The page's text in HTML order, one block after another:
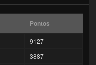
Pontos
9127
3887